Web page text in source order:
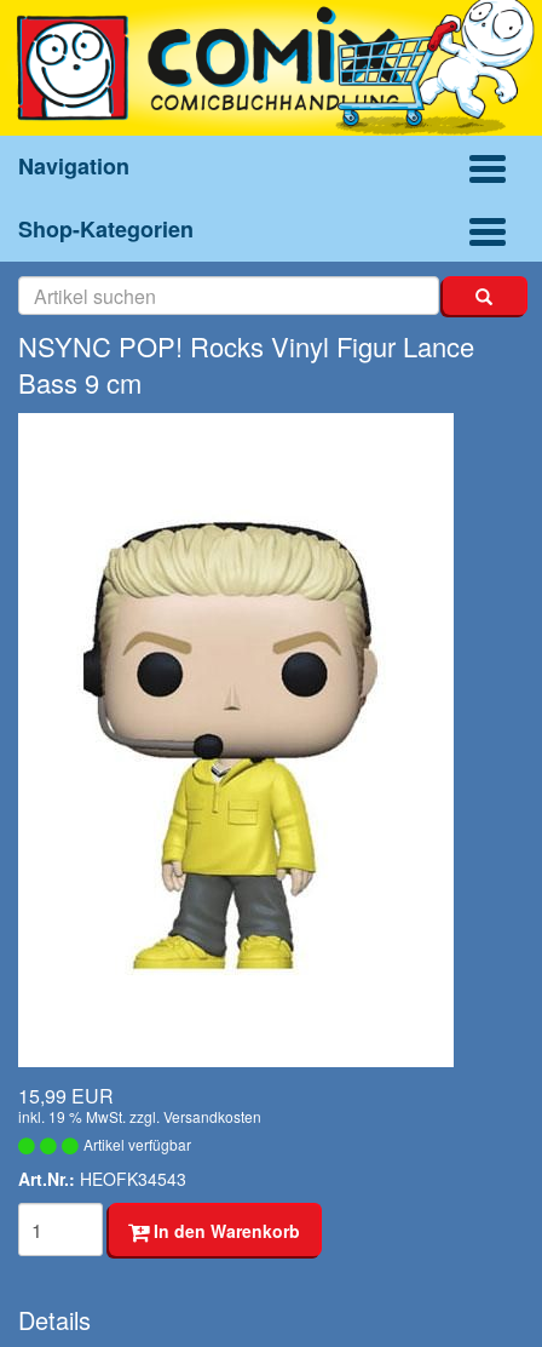
Navigation
Shop-Kategorien
NSYNC POP! Rocks Vinyl Figur Lance
Bass 9 cm
15,99 EUR
inkl. 19 % MwSt. zzgl. Versandkosten
Artikel verfügbar
Art.Nr.: HEOFK34543
In den Warenkorb
Details